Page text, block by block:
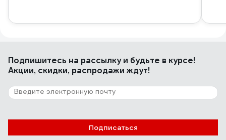
Подпишитесь на рассылкуи будьте в курсе!
Акции, скидки, распродажи ждут!
Подписаться